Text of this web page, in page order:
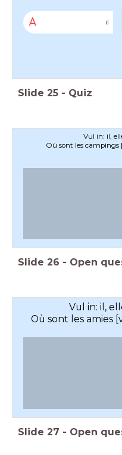
A il
Slide 25 - Quiz
Vul in: il,
Où sont les campings
Slide 26 - Open
Vul in: il,
Où sont les amies
Slide 27 - Open